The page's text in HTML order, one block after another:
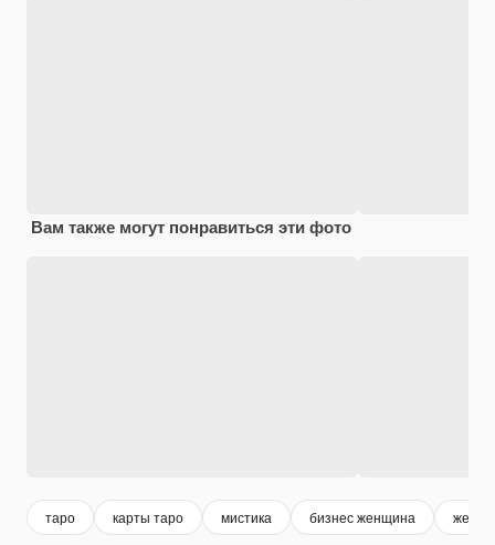
Вам также могут понравиться эти фото
таро карты таро мистика бизнес женщина